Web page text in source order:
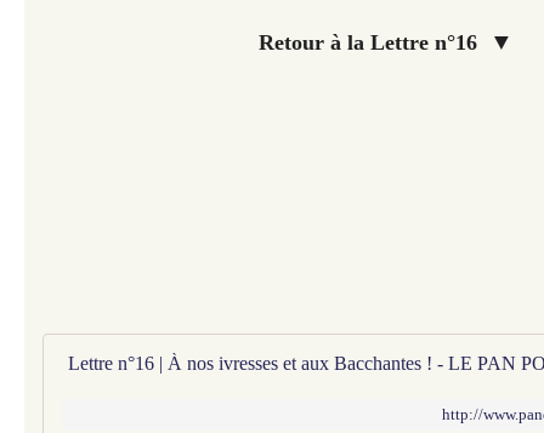
Retour à la Lettre n°16 ▼
http://